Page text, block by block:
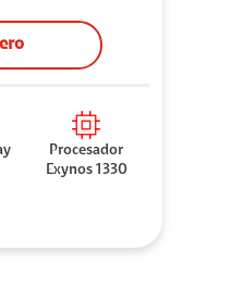
Procesador
Exynos 1330